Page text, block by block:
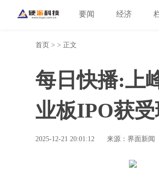
要闻 经济
首页 > > 正文
每日快播:上
业板IPO获受
2025-12-21 20:01:12 来源：界面新闻